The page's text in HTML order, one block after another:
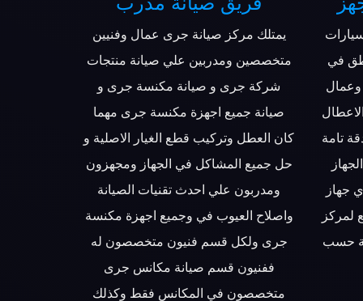
يمتلك مركز صيانة جرى عمال وفنيين
متخصصين ومدربين علي صيانة منتجات
شركة جرى و صيانة مكنسة جرى و
صيانة جميع اجهزة مكنسة جرى مهما
كان العطل وتركيب قطع الغيار الاصلية و
حل جميع المشاكل في الجهاز ومجهزون
ومدربون علي احدث تقنيات الصيانة
واصلاح العيوب في وجميع اجهزة مكنسة
جرى ولكل قسم فنيون متخصصون له
ففنيون قسم صيانة مكانس جرى
متخصصون في المكانس فقط وكذلك
في
تامة
جهاز
لمركز
حسب